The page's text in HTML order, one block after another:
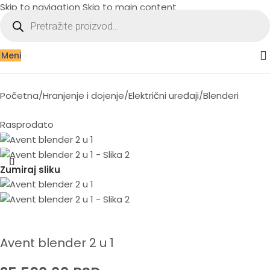
Skip to navigation Skip to main content
Meni
Početna/Hranjenje i dojenje/Električni uređaji/Blenderi
Rasprodato
Zumiraj sliku
Avent blender 2 u 1